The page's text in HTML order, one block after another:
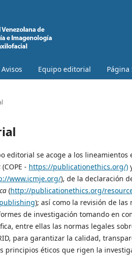
Avisos Equipo editorial Página
editorial se acoge a los
(COPE - https://publicationethics.org/)
www.icmje.org/), de la declaración
(http://publicationethics.org/
); así como la revisión de
de investigación tomando en
entre ellas las normas legales
para garantizar la calidad,
principios éticos que rigen la